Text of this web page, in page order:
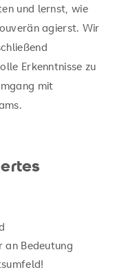
und lernst, wie
agierst. Wir
Erkenntnisse zu
mit
an Bedeutung